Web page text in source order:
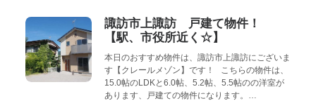
諏訪市上諏訪 戸建て物件！
【駅、市役所近く☆】
本日のおすすめ物件は、諏訪市上諏訪にございま
す【クレールメゾン】です！ こちらの物件は、
15.0帖のLDKと6.0帖、5.2帖、5.5帖のの洋室が
あります、戸建ての物件になります。…